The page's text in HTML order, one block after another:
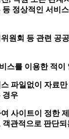
정상적인 서비
원회 등 관련 공
를 이용한 적이
파일없이 자료만
경우
사이트이 정한
관적으로 판단